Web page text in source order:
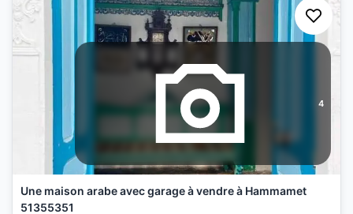
4
Une maison arabe avec garage à vendre à Hammamet
51355351